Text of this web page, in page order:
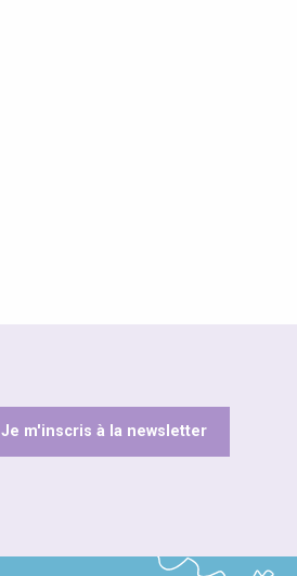
Je m'inscris à la newsletter